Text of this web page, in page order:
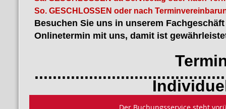
So. GESCHLOSSEN oder nach
Besuchen Sie uns in unserem
Onlinetermin mit uns, damit ist
Termin
Individuelles